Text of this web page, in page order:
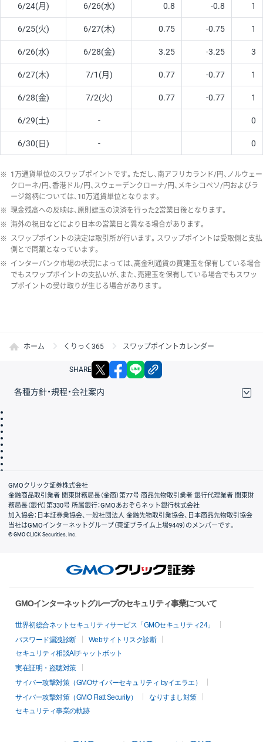
6/24(月) 6/26(水) 0.8 -0.8 1
6/25(火) 6/27(木) 0.75 -0.75 1
6/26(水) 6/28(金) 3.25 -3.25 3
6/27(木) 7/1(月) 0.77 -0.77 1
6/28(金) 7/2(火) 0.77 -0.77 1
6/29(土) - 0
6/30(日) - 0
※ 1万通貨単位のスワップポイントです。ただし、南アフリカランド/円、ノルウェー
クローネ/円、香港ドル/円、スウェーデンクローナ/円、メキシコペソ/円およびラ
ージ銘柄については、10万通貨単位となります。
※ 現金残高への反映は、原則建玉の決済を行った2営業日後となります。
※ 海外の祝日などにより日本の営業日と異なる場合があります。
※ スワップポイントの決定は取引所が行います。スワップポイントは受取側と支払
側とで同額となっています。
※ インターバンク市場の状況によっては、高金利通貨の買建玉を保有している場合
でもスワップポイントの支払いが、また、売建玉を保有している場合でもスワッ
プポイントの受け取りが生じる場合があります。
ホーム くりっく365 スワップポイントカレンダー
SHARE X facebook
各種方針・規程・会社案内
会社案内
GMOクリック証券株式会社
金融商品取引業者 関東財務局長（金商）第77号 商品先物取引業者 銀行代理業者 関東財
務局長（銀代）第330号 所属銀行：GMOあおぞらネット銀行株式会社
加入協会：日本証券業協会、一般社団法人 金融先物取引業協会、日本商品先物取引協会
当社はGMOインターネットグループ（東証プライム上場9449）のメンバーです。
© GMO CLICK Securities, Inc.
GMOインターネットグループのセキュリティ事業について
世界初総合ネットセキュリティサービス「GMOセキュリティ24」
パスワード漏洩診断
Webサイトリスク診断
セキュリティ相談AIチャットボット
実在証明・盗聴対策
サイバー攻撃対策（GMOサイバーセキュリティ byイエラエ）
サイバー攻撃対策（GMO Flatt Security）
なりすまし対策
セキュリティ事業の軌跡